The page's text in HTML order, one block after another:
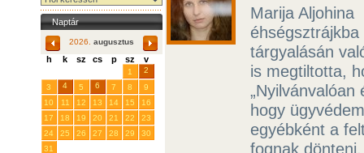
Naptár
2026. augusztus
h k sz cs p sz v
1
2
3
4 5 6 7 8
9
10
11 12 13 14 15
16
17
18 19 20 21 22
23
24
25 26 27 28 29
30
31
Marija Aljohina
tárgyalásán
is megtiltotta,
hogy
egyébként a
fognak